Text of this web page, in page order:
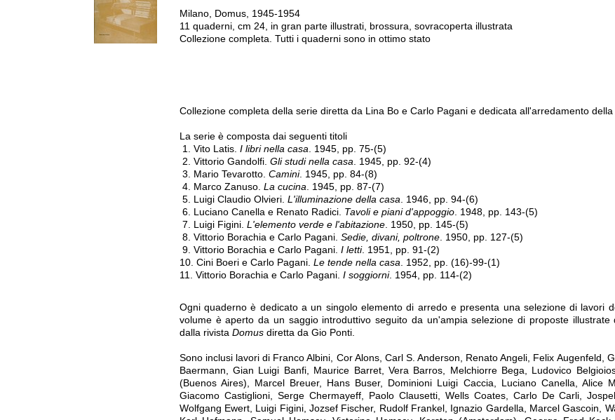
Milano, Domus, 1945-1954
11 quaderni, cm 24, in gran parte illustrati, brossura, sovracoperta illustrata
Collezione completa. Tutti i quaderni sono in ottimo stato
Collezione completa della serie diretta da Lina Bo e Carlo Pagani e dedicata all'arredamento
La serie è composta dai seguenti titoli
1. Vito Latis. I libri nella casa. 1945, pp. 75-(5)
2. Vittorio Gandolfi. Gli studi nella casa. 1945, pp. 92-(4)
3. Mario Tevarotto. Camini. 1945, pp. 84-(8)
4. Marco Zanuso. La cucina. 1945, pp. 87-(7)
5. Luigi Claudio Olvieri. L'illuminazione della casa. 1946, pp. 94-(6)
6. Luciano Canella e Renato Radici. Tavoli e piani d'appoggio. 1948, pp. 143-(5)
7. Luigi Figini. L'elemento verde e l'abitazione. 1950, pp. 145-(5)
8. Vittorio Borachia e Carlo Pagani. Sedie, divani, poltrone. 1950, pp. 127-(5)
9. Vittorio Borachia e Carlo Pagani. I letti. 1951, pp. 91-(2)
10. Cini Boeri e Carlo Pagani. Le tende nella casa. 1952, pp. (16)-99-(1)
11. Vittorio Borachia e Carlo Pagani. I soggiorni. 1954, pp. 114-(2)
Ogni quaderno è dedicato a un singolo elemento di arredo e presenta una selezione di lavori
volume è aperto da un saggio introduttivo seguito da un'ampia selezione di proposte
dalla rivista Domusdiretta da Gio Ponti.
Sono inclusi lavori di Franco Albini, Cor Alons, Carl S. Anderson, Renato Angeli, Felix Augenfeld,
Baermann, Gian Luigi Banfi, Maurice Barret, Vera Barros, Melchiorre Bega, Ludovico
(Buenos Aires), Marcel Breuer, Hans Buser, Dominioni Luigi Caccia, Luciano Canella, Alice
Giacomo Castiglioni, Serge Chermayeff, Paolo Clausetti, Wells Coates, Carlo De Carli,
Wolfgang Ewert, Luigi Figini, Jozsef Fischer, Rudolf Frankel, Ignazio Gardella, Marcel Gascoin,